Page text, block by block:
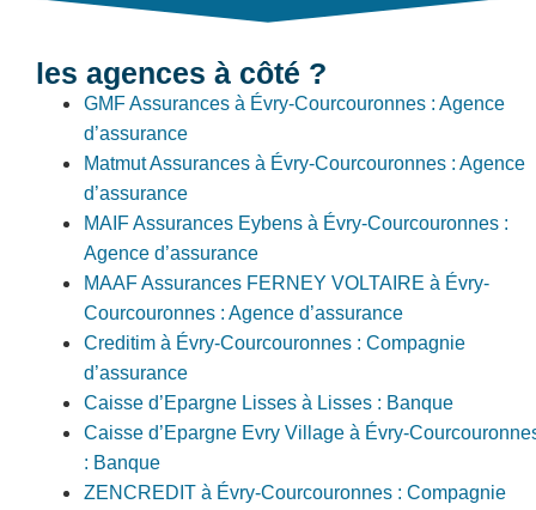
les agences à côté ?
GMF Assurances à Évry-Courcouronnes : Agence
d’assurance
Matmut Assurances à Évry-Courcouronnes : Agence
d’assurance
MAIF Assurances Eybens à Évry-Courcouronnes :
Agence d’assurance
MAAF Assurances FERNEY VOLTAIRE à Évry-
Courcouronnes : Agence d’assurance
Creditim à Évry-Courcouronnes : Compagnie
d’assurance
Caisse d’Epargne Lisses à Lisses : Banque
Caisse d’Epargne Evry Village à Évry-
: Banque
ZENCREDIT à Évry-Courcouronnes : Compagnie